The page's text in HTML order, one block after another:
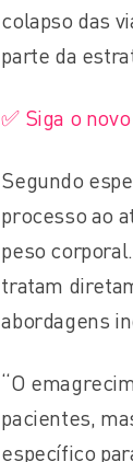
colapso das
parte da
✅ Siga o
Segundo
processo ao
peso
tratam
abordagens
“O
pacientes,
específico